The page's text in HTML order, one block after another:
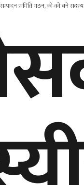
समिति गठन, को-को बने